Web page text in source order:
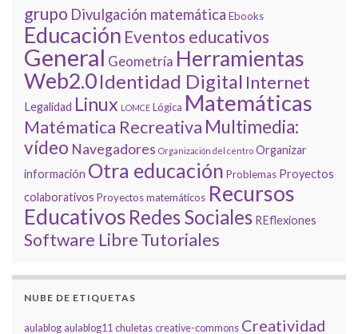
grupo Divulgación matemática Ebooks
Educación Eventos educativos
General Geometría Herramientas
Web2.0Identidad Digital Internet
Legalidad Linux LOMCE Lógica Matemáticas
Matématica Recreativa Multimedia:
vídeo Navegadores Organización del centro Organizar
información Otra educación Problemas Proyectos
colaborativos Proyectos matemáticos Recursos
Educativos Redes Sociales REflexiones
Software LibreTutoriales
NUBE DE ETIQUETAS
aulablog aulablog11 chuletas creative-commons Creatividad